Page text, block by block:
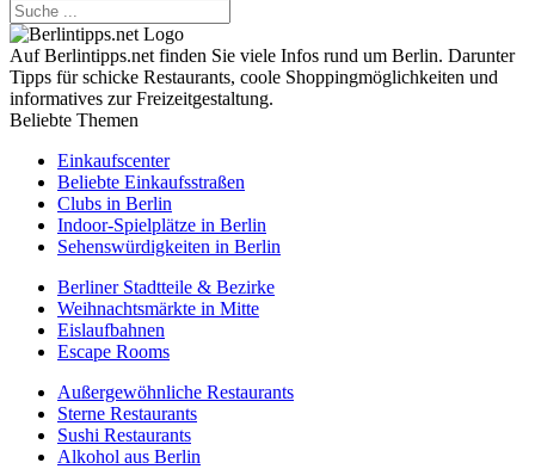
Auf Berlintipps.net finden Sie viele Infos rund um Berlin. Darunter
Tipps für schicke Restaurants, coole Shoppingmöglichkeiten und
informatives zur Freizeitgestaltung.
Beliebte Themen
Einkaufscenter
Beliebte Einkaufsstraßen
Clubs in Berlin
Indoor-Spielplätze in Berlin
Sehenswürdigkeiten in Berlin
Berliner Stadtteile & Bezirke
Weihnachtsmärkte in Mitte
Eislaufbahnen
Escape Rooms
Außergewöhnliche Restaurants
Sterne Restaurants
Sushi Restaurants
Alkohol aus Berlin